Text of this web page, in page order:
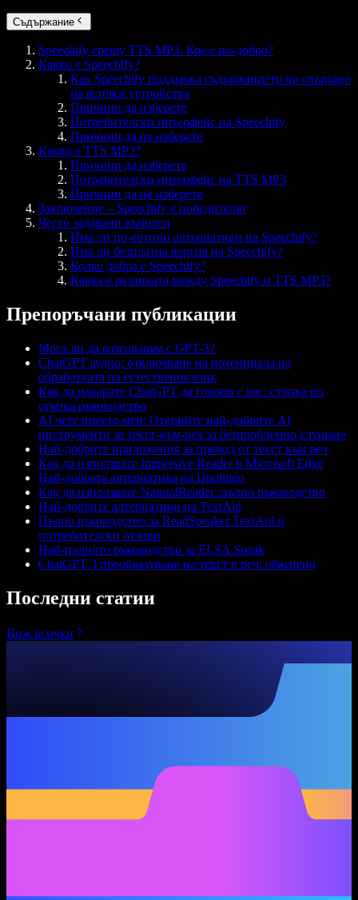
Съдържание
Speechify срещу TTS MP3. Кое е по-добро?
Какво е Speechify?
Как Speechify поддържа съдържанието ви свързано
на всички устройства
Причини да изберете
Потребителски интерфейс на Speechify
Причини да не изберете
Какво е TTS MP3?
Причини да изберете
Потребителски интерфейс на TTS MP3
Причини да не изберете
Заключение – Speechify е победителят
Често задавани въпроси
Има ли по-евтини алтернативи на Speechify?
Има ли безплатна версия на Speechify?
Колко добра е Speechify?
Каква е разликата между Speechify и TTS MP3?
Препоръчани публикации
Мога ли да разговарям с GPT-3?
ChatGPT аудио: отключване на потенциала на
обработката на естествения език
Как да накарате ChatGPT да говори с вас: стъпка по
стъпка ръководство
AI чете вместо мен: Открийте най-добрите AI
инструменти за текст-към-реч за безпроблемно слушане
Най-добрите приложения за превод от текст към реч
Как да използвате Immersive Reader в Microsoft Edge
Най-добрата алтернатива на Duolingo
Как да използвате NaturalReader: пълно ръководство
Най-добрите алтернативи на TextAid
Пълно ръководство за ReadSpeaker TextAid и
потребителски отзиви
Най-пълното ръководство за ELSA Speak
ChatGPT 3 преобразуване на текст в реч: обяснено
Последни статии
Виж всички